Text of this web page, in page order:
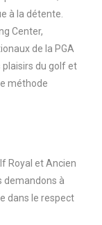
à la détente.
Center,
de la PGA
du golf et
méthode
Royal et Ancien
demandons à
dans le respect